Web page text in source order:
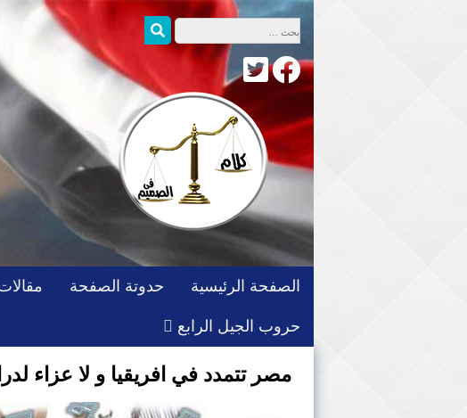
التجاوز
إلى
البحث عن:
بحث
الصفحة الرئيسية حدوتة الصفحة
حروب الجيل الرابع
مصر تتمدد في افريقيا و لا عزاء